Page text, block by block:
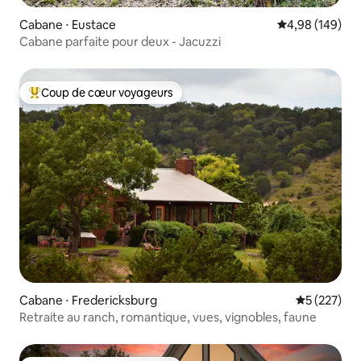
Cabane ⋅ Eustace Évaluation
4,98 (149)
Cabane parfaite pour deux - Jacuzzi
Coups de cœur voyageurs les plus appréciés
Coup de cœur voyageurs
Cabane ⋅ Fredericksburg Évaluation
5 (227)
Retraite au ranch, romantique, vues, vignobles, faune